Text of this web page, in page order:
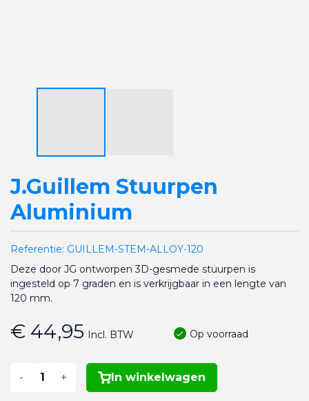
J.Guillem Stuurpen
Aluminium
Referentie: GUILLEM-STEM-ALLOY-120
Deze door JG ontworpen 3D-gesmede stuurpen is
ingesteld op 7 graden en is verkrijgbaar in een lengte van
120 mm.
€ 44,95 Incl. BTW Op voorraad
- + In winkelwagen